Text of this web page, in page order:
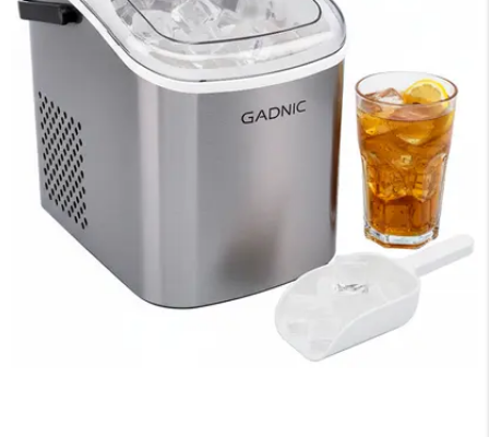
Medios de Pago ×